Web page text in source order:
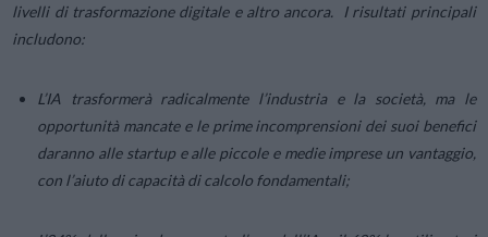
livelli di trasformazione digitale e altro ancora. I risultati principali
includono:
L’IA trasformerà radicalmente l’industria e la società, ma le
opportunità mancate e le prime incomprensioni dei suoi benefici
daranno alle startup e alle piccole e medie imprese un vantaggio,
con l’aiuto di capacità di calcolo fondamentali;